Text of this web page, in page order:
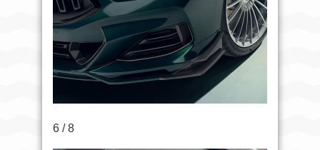
6 / 8